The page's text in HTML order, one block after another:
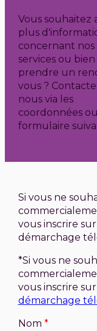
Vous souhaitez
plus
concernant nos
services ou bien
prendre un
vous ?
nous via les
coordonnées
formulaire
Si vous ne
vous inscrire
démarchage
*Si vous ne
vous inscrire
démarchage
Nom *